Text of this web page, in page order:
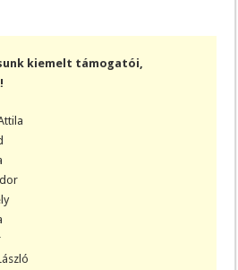
kiemelt támogatói,